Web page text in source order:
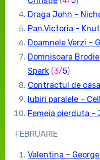
Draga John –
Pan.Victoria –
Doamnele Verzi –
Domnisoara
Spark (3/5)
Contractul de
Iubiri paralele –
Femeia pierduta –
FEBRUARIE
Valentina –